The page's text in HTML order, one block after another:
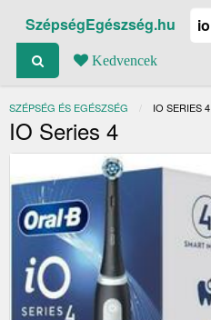
SzépségEgészség.hu
Kedvencek
SZÉPSÉG ÉS EGÉSZSÉG JELENLEGI:
IO SERIES 4
IO Series 4